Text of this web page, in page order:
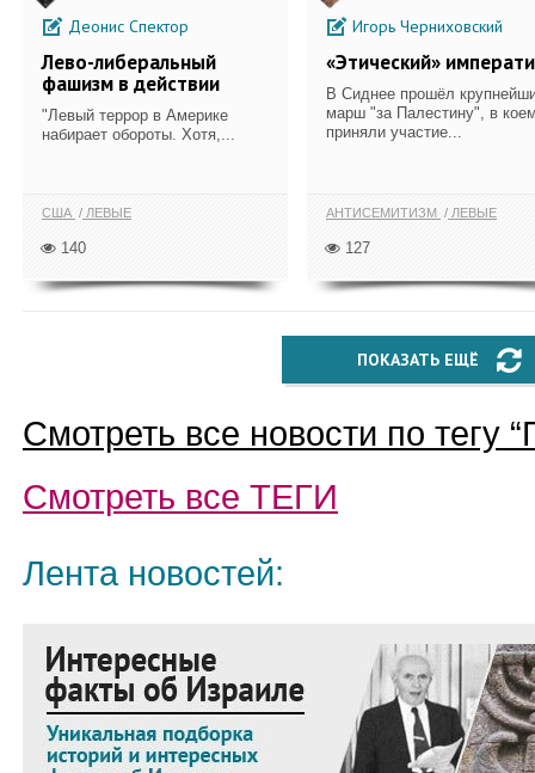
Деонис Спектор
Лево-либеральный
фашизм в действии
"Левый террор в Америке
набирает обороты. Хотя,...
США ЛЕВЫЕ
140
Игорь Черниховский
«Этический»
В Сиднее прошёл
марш "за Палестину", в
приняли участие...
АНТИСЕМИТИЗМ ЛЕВЫЕ
127
ПОКАЗАТЬ ЕЩЁ
Смотреть все новости по тегу “
Смотреть все ТЕГИ
Лента новостей: